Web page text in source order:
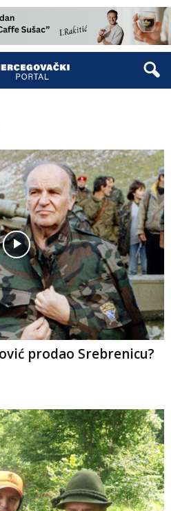
prodao Srebrenicu?